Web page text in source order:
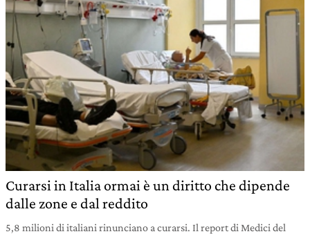
Curarsi in Italia ormai è un diritto che dipende
dalle zone e dal reddito
5,8 milioni di italiani rinunciano a curarsi. Il report di Medici del